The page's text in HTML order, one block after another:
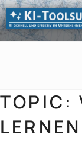
Zum
Inhalt
springen
KI-
TOPIC:
LERNEN